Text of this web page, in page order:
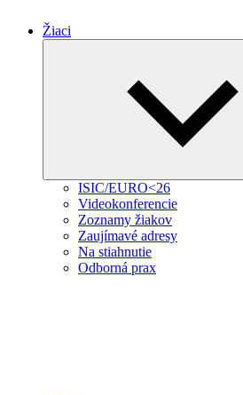
Žiaci
ISIC/EURO<26
Videokonferencie
Zoznamy žiakov
Zaujímavé adresy
Na stiahnutie
Odborná prax